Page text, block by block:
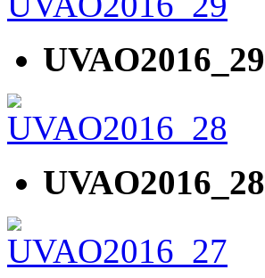
UVAO2016_29
UVAO2016_28